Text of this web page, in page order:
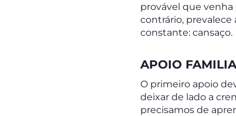
provável que venha
contrário, prevalece
constante: cansaço.
APOIO
O primeiro apoio
deixar de lado a
precisamos de